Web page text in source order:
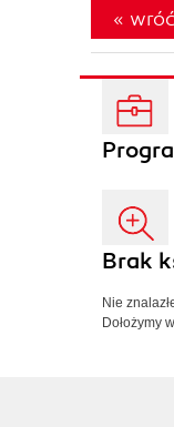
«
Brak
Nie
Dołożymy